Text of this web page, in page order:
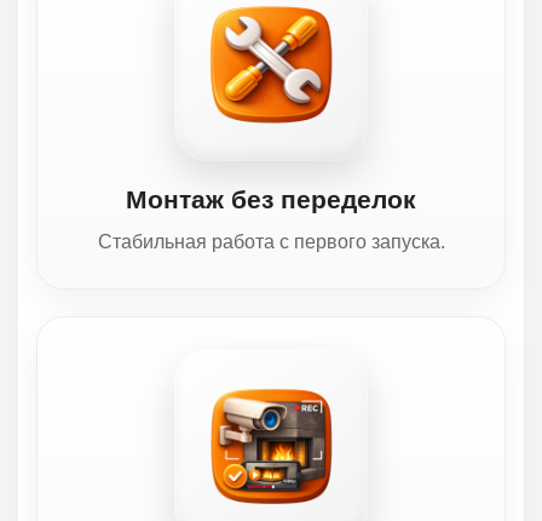
Монтаж без переделок
Стабильная работа с первого запуска.